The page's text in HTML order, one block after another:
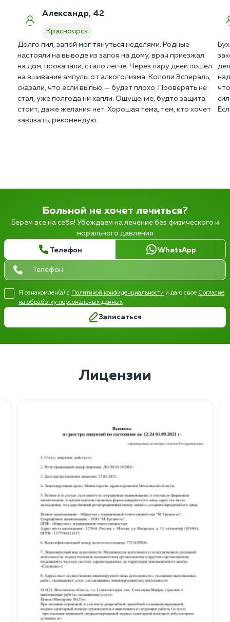
Александр, 42
Красноярск
Долго пил, запой мог тянуться неделями. Родные
настояли на выводе из запоя на дому, врач приезжал
на дом, прокапали, стало легче. Через пару дней пошел
на вшивание ампулы от алкоголизма. Кололи Эспераль,
сказали, что если выпью — будет плохо. Проверять не
стал, уже полгода ни капли. Ощущение, будто защита
стоит, даже желания нет. Хорошая тема, тем, кто хочет
завязать, рекомендую.
Больной не хочет лечиться?
Берем все на себя! Убеждаем на лечение без физического и
морального давления
Телефон WhatsApp
Я ознакомлен(а) с Политикой конфиденциальности и даю свое Согласие
на обработку персональных данных
Записаться
Лицензии